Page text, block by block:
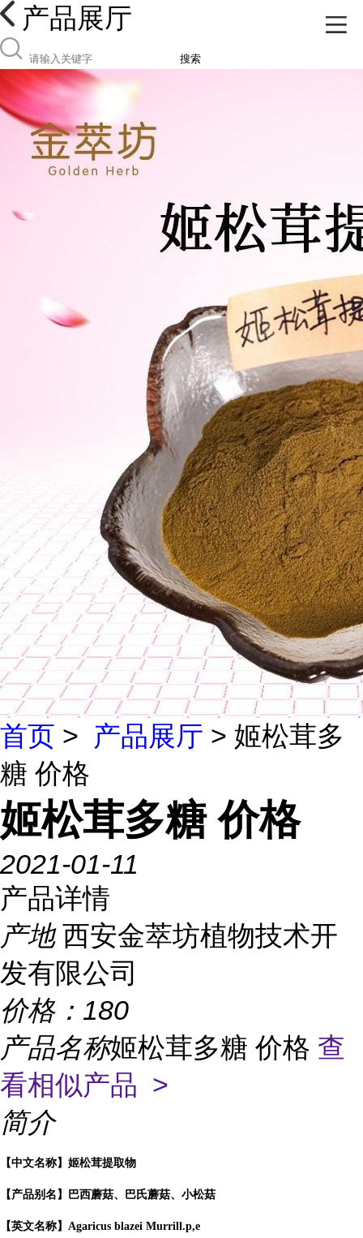
产品展厅
搜索
首页 > 产品展厅 > 姬松茸多
糖 价格
姬松茸多糖 价格
2021-01-11
产品详情
产地 西安金萃坊植物技术开
发有限公司
价格： 180
产品名称姬松茸多糖 价格 查
看相似产品 >
简介
【中文名称】姬松茸提取物
【产品别名】巴西蘑菇、巴氏蘑菇、小松菇
【英文名称】Agaricus blazei Murrill.p,e